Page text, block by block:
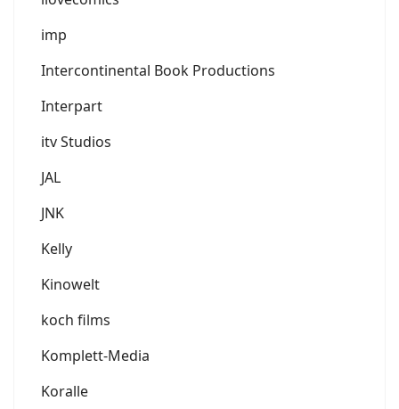
imp
Intercontinental Book Productions
Interpart
itv Studios
JAL
JNK
Kelly
Kinowelt
koch films
Komplett-Media
Koralle